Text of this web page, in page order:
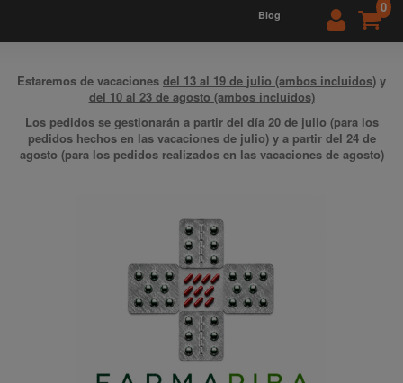
0
blog
Estaremos de vacaciones del 13 al 19 de julio (ambos incluidos) y
del 10 al 23 de agosto (ambos incluidos)
Los pedidos se gestionarán a partir del día 20 de julio (para los
pedidos hechos en las vacaciones de julio) y a partir del 24 de
agosto (para los pedidos realizados en las vacaciones de agosto)